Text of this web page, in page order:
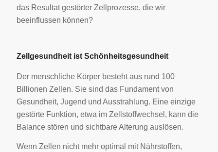
das Resultat gestörter Zellprozesse, die wir
beeinflussen können?
Zellgesundheit ist Schönheitsgesundheit
Der menschliche Körper besteht aus rund 100
Billionen Zellen. Sie sind das Fundament von
Gesundheit, Jugend und Ausstrahlung. Eine einzige
gestörte Funktion, etwa im Zellstoffwechsel, kann die
Balance stören und sichtbare Alterung auslösen.
Wenn Zellen nicht mehr optimal mit Nährstoffen,